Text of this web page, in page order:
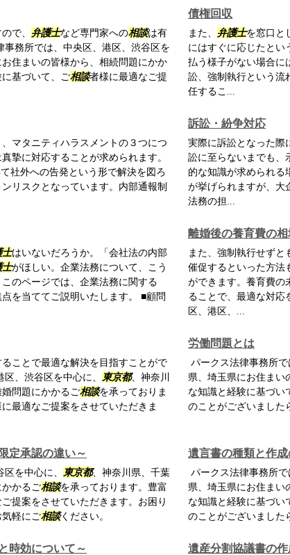
で、 弁護士など専門家への相談は有
務所では、中央区、港区、渋谷区を
住まいの皆様から、相続問題にかか
基づいて、ご相談者様に最適なご提
債権回収
また、 弁護士を窓口と
にはすぐに応じたとい
払う様子がない場合に
訟、強制執行という流
任するこ...
マタニティハラスメントの３つにつ
摯に対応することが求められます。
社外への告発という形で解決を図ろ
リスクとなっています。内部通報制
訴訟・紛争対応
実際に訴訟となった際
訟に至らないまでも、
的な知識が求められる
が挙げられますが、大
法務の担...
士はいないだろうか。「会社法の内部
士がほしい。企業法務について、こう
のページでは、企業法務に関する
を当ててご説明いたします。 ■顧問
離婚後の養育費の
また、強制執行せずと
催促するといった方法
ができます。養育費の
ることで、最適な対応
区、港区、...
ることで最適な解決を目指すことがで
、渋谷区を中心に、
東京都、神奈川
問題にかかるご相談を承っておりま
最適なご提案をさせていただきま
労働問題とは
パークス法律事務所で
県、埼玉県にお住まい
な知識と経験に基づい
のことがございました
定承認の違い～
を中心に、 東京都、神奈川県、千葉
かるご相談を承っております。豊富
提案をさせていただきます。お困り
軽にご相談ください。
遺言書の種類と作
パークス法律事務所で
県、埼玉県にお住まい
な知識と経験に基づい
のことがございました
時効について～ 遺産分割協議書の